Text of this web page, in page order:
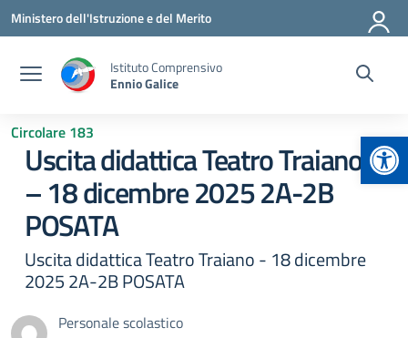
Vai ai contenuti
Vai al menu di navigazione
Vai al footer
Ministero dell'Istruzione e del Merito
Istituto Comprensivo
Ennio Galice
Circolare 183
Uscita didattica Teatro Traiano
– 18 dicembre 2025 2A-2B
POSATA
Uscita didattica Teatro Traiano - 18 dicembre
2025 2A-2B POSATA
Personale scolastico